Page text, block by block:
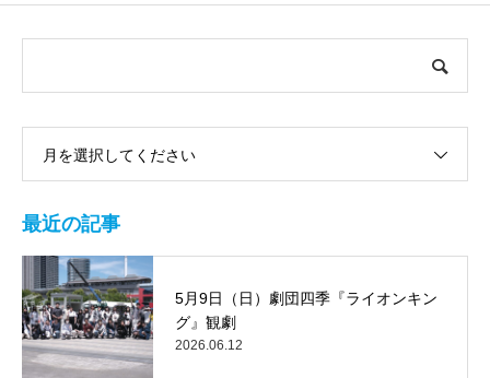
月を選択してください
最近の記事
5月9日（日）劇団四季『ライオンキン
グ』観劇
2026.06.12